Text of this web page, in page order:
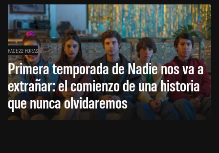
HACE 22 HORAS
Primera temporada de Nadie nos va a
extrañar: el comienzo de una historia
que nunca olvidaremos